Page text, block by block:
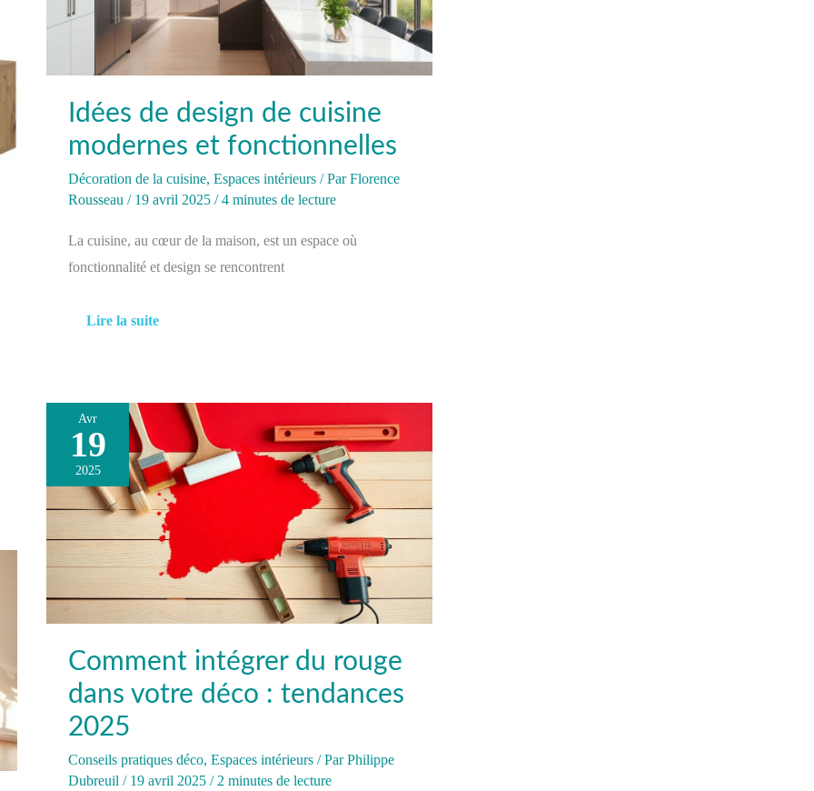
Idées de design de cuisine
modernes et fonctionnelles
Décoration de la cuisine, Espaces intérieurs / ParFlorence
Rousseau / 19 avril 2025 /4 minutes de lecture
La cuisine, au cœur de la maison, est un espace où
fonctionnalité et design se rencontrent
fonctionnelles
Lire la suite
Avr
19
2025
Comment intégrer du rouge
dans votre déco : tendances
2025
Conseils pratiques déco, Espaces intérieurs / ParPhilippe
Dubreuil / 19 avril 2025 / 2 minutes de lecture
Comment
intégrer
du
rouge
dans
déco